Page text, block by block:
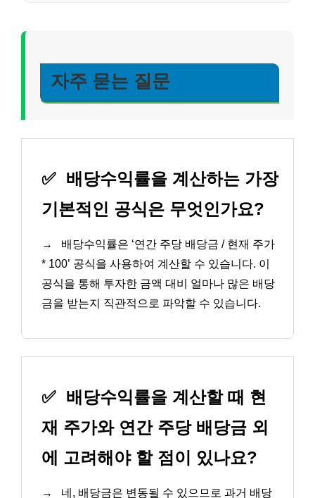
자주 묻는 질문
✅ 배당수익률을 계산하는 가장
기본적인 공식은 무엇인가요?
→
배당수익률은 ‘연간 주당 배당금 / 현재 주가
* 100’ 공식을 사용하여 계산할 수 있습니다. 이
공식을 통해 투자한 금액 대비 얼마나 많은 배당
금을 받는지 직관적으로 파악할 수 있습니다.
✅ 배당수익률을 계산할 때 현
재 주가와 연간 주당 배당금 외
에 고려해야 할 점이 있나요?
→
네, 배당금은 변동될 수 있으므로 과거 배당